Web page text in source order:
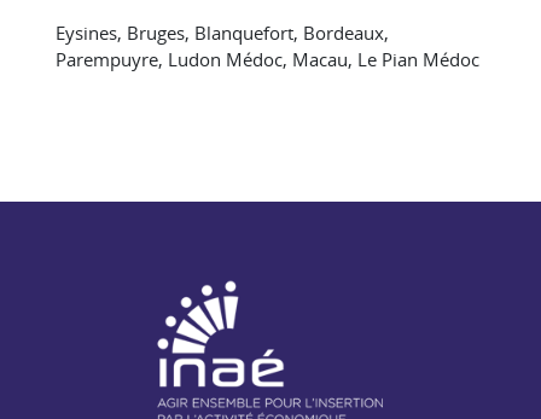
Eysines, Bruges, Blanquefort, Bordeaux,
Parempuyre, Ludon Médoc, Macau, Le Pian Médoc
- Agir ensemble pour l'insertion par l'activité